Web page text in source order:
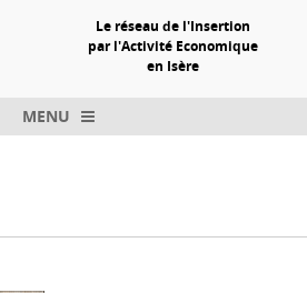
Le réseau de l'Insertion
par l'Activité Economique
en Isère
MENU